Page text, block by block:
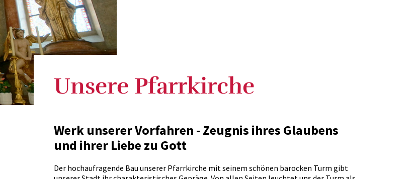
Unsere Pfarrkirche
Werk unserer Vorfahren - Zeugnis ihres Glaubens
und ihrer Liebe zu Gott
Der hochaufragende Bau unserer Pfarrkirche mit seinem schönen barocken Turm gibt